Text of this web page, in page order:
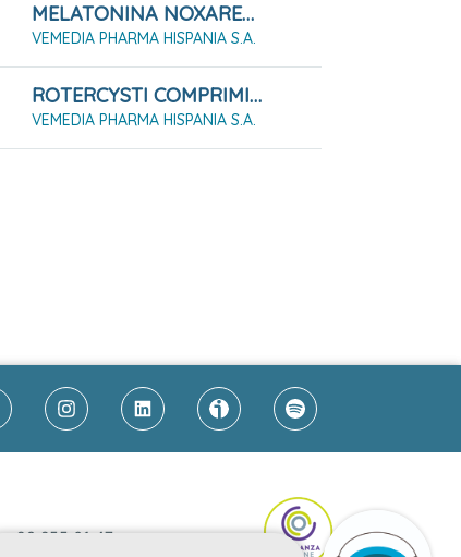
MELATONINA NOXAREM 5 MG COMPRIMIDOS
VEMEDIA PHARMA HISPANIA S.A.
ROTERCYSTI COMPRIMIDOS RECUBIERTOS CON PELICULA, 30 Comprimidos
VEMEDIA PHARMA HISPANIA S.A.
93 255 61 47